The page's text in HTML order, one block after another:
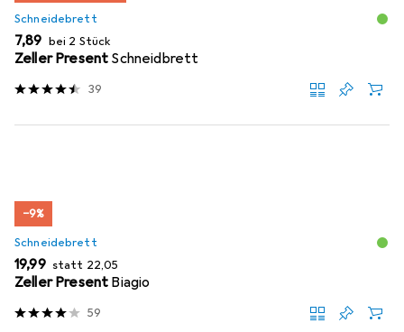
Schneidebrett
EUR
7,89 bei 2 Stück
Zeller Present Schneidbrett
39
−9%
Schneidebrett
EUR
19,99 statt EUR
22,05
Zeller Present Biagio
59